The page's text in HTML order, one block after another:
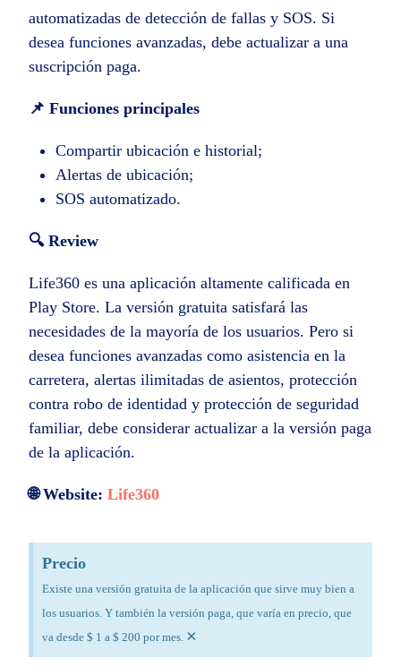
automatizadas de detección de fallas y SOS. Si
desea funciones avanzadas, debe actualizar a una
suscripción paga.
📌 Funciones principales
Compartir ubicación e historial;
Alertas de ubicación;
SOS automatizado.
🔍 Review
Life360 es una aplicación altamente calificada en
Play Store. La versión gratuita satisfará las
necesidades de la mayoría de los usuarios. Pero si
desea funciones avanzadas como asistencia en la
carretera, alertas ilimitadas de asientos, protección
contra robo de identidad y protección de seguridad
familiar, debe considerar actualizar a la versión paga
de la aplicación.
🌐 Website:Life360
Precio
Existe una versión gratuita de la aplicación que sirve muy bien a
los usuarios. Y también la versión paga, que varía en precio, que
va desde $ 1 a $ 200 por mes. ×